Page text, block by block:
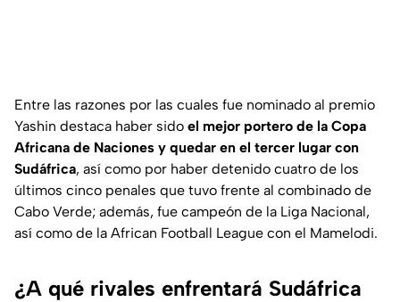
Entre las razones por las cuales fue nominado al premio
Yashin destaca haber sido el mejor portero de la Copa
Africana de Naciones y quedar en el tercer lugar con
Sudáfrica, así como por haber detenido cuatro de los
últimos cinco penales que tuvo frente al combinado de
Cabo Verde; además, fue campeón de la Liga Nacional,
así como de la African Football League con el Mamelodi.
¿A qué rivales enfrentará Sudáfrica